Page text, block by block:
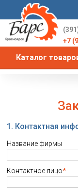
+7
Каталог
1. Контактная
Название фирмы
Контактное лицо*